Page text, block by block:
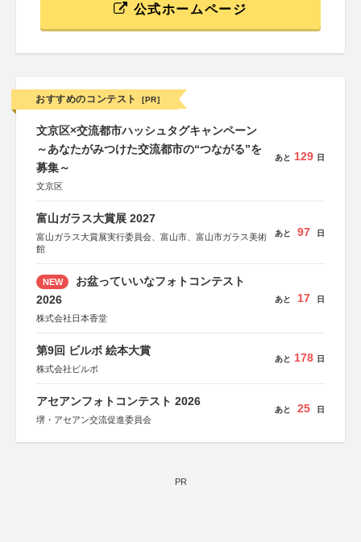
公式ホームページ
おすすめのコンテスト [PR]
文京区×交流都市ハッシュタグキャンペーン
～あなたがみつけた交流都市の“つながる”を
募集～
文京区
あと 129 日
富山ガラス大賞展 2027
富山ガラス大賞展実行委員会、富山市、富山市ガラス美術
館
あと 97 日
NEW
お盆っていいなフォトコンテスト
2026
株式会社日本香堂
あと 17 日
第9回 ビルボ 絵本大賞
株式会社ビルボ
あと 178 日
アセアンフォトコンテスト 2026
堺・アセアン交流促進委員会
あと 25 日
PR